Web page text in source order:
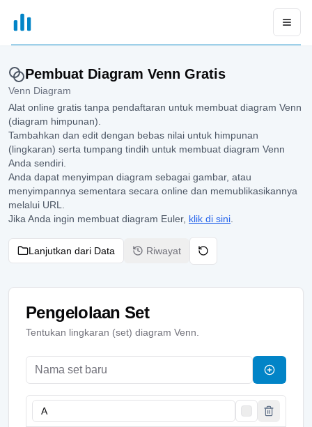
xGrapher
Pembuat Diagram Venn Gratis
Venn Diagram
Alat online gratis tanpa pendaftaran untuk membuat diagram Venn
(diagram himpunan).
Tambahkan dan edit dengan bebas nilai untuk himpunan
(lingkaran) serta tumpang tindih untuk membuat diagram Venn
Anda sendiri.
Anda dapat menyimpan diagram sebagai gambar, atau
menyimpannya sementara secara online dan memublikasikannya
melalui URL.
Jika Anda ingin membuat diagram Euler, klik di sini
Lanjutkan dari Data Riwayat
Pengelolaan Set
Tentukan lingkaran (set) diagram Venn.